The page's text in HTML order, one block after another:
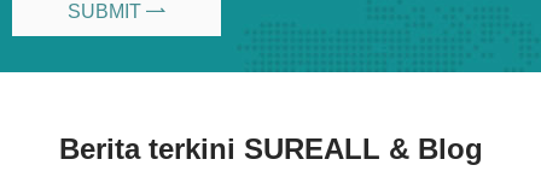
SUBMIT 
Berita terkini SUREALL & Blog